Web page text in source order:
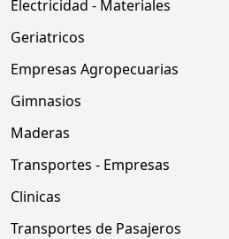
Electricidad - Materiales
Geriatricos
Empresas Agropecuarias
Gimnasios
Maderas
Transportes - Empresas
Clinicas
Transportes de Pasajeros